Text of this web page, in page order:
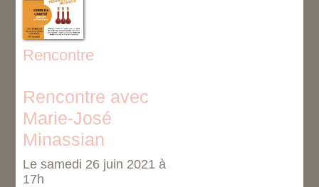
Rencontre
Rencontre avec
Marie-José
Minassian
Le samedi 26 juin 2021 à
17h